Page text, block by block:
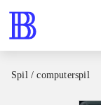
Spil / computerspil